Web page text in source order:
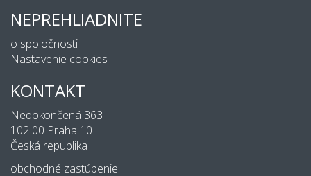
NEPREHLIADNITE
o spoločnosti
Nastavenie cookies
KONTAKT
Nedokončená 363
102 00 Praha 10
Česká republika
obchodné zastúpenie